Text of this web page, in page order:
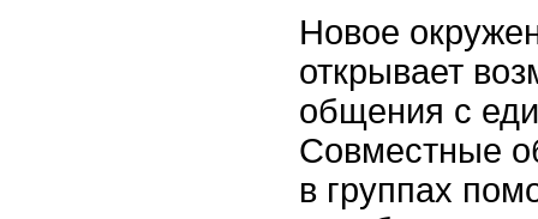
Новое
открывает
общения с
Совместные
в группах